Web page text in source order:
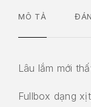
MÔ TẢ
Lâu lắm mới
Fullbox dạng